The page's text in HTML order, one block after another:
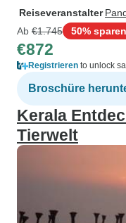
Reiseveranstalter
Ab €1.745 50% sparen
€872
Registrieren to unlock
Broschüre
Kerala
Tierwelt